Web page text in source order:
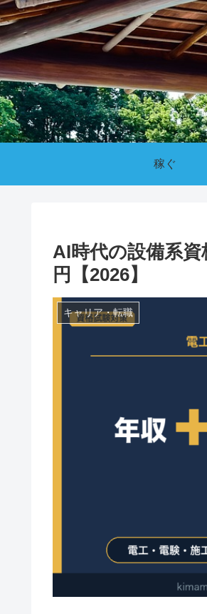
稼ぐ
AI時代の設備系資
円【2026】
キャリア・転職